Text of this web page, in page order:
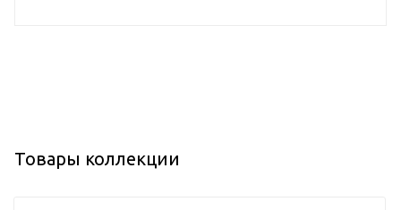
Товары коллекции